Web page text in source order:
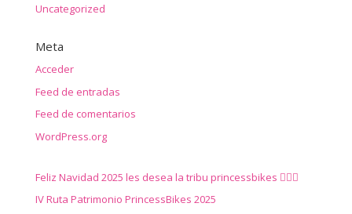
Uncategorized
Meta
Acceder
Feed de entradas
Feed de comentarios
WordPress.org
Feliz Navidad 2025 les desea la tribu princessbikes 🚴‍♀️✨
IV Ruta Patrimonio PrincessBikes 2025